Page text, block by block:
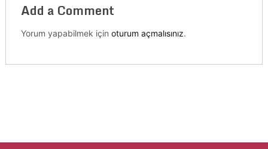
Add a Comment
Yorum yapabilmek için oturum açmalısınız.